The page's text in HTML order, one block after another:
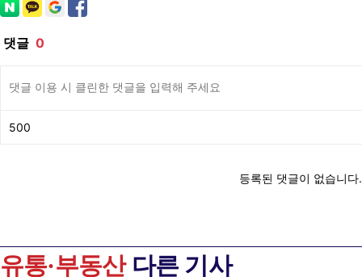
유통·부동산다른 기사